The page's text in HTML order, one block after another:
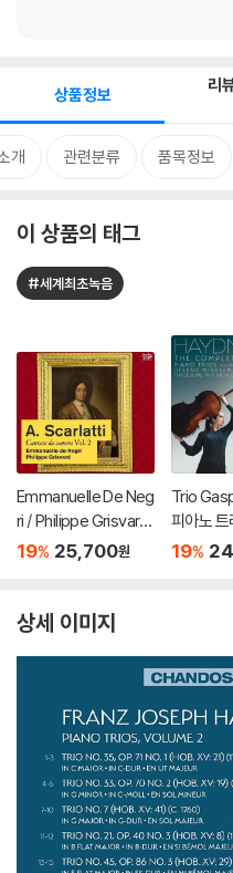
상품정보 리
개 관련분류 품목정보
이 상품의 태그
#세계최초녹음
Emmanuelle De Neg
ri / Philippe Grisvard
스카를라티: 실내 칸타
ol. 2)
19% 25,700원
Trio
피아노 트
ydn: The
19%
상세 이미지